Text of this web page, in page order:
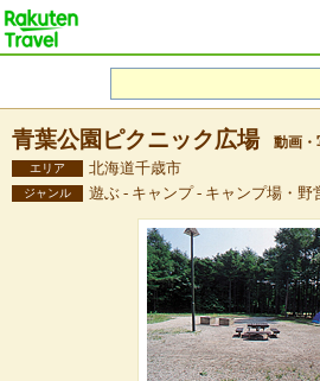
青葉公園ピクニック広場 動画・
エリア 北海道千歳市
ジャンル 遊ぶ - キャンプ - キャンプ場・野